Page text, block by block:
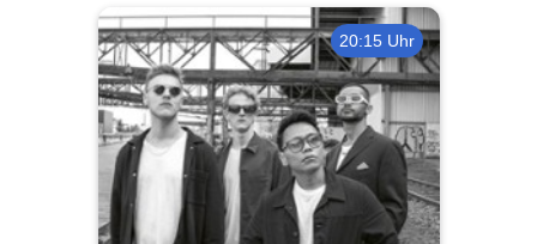
20:15 Uhr